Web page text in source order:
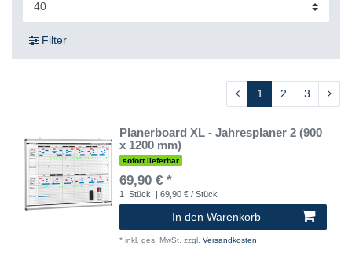
Filter
1 2 3
Planerboard XL - Jahresplaner 2 (900
x 1200 mm)
sofort lieferbar
69,90 € *
1 Stück | 69,90 € / Stück
In den Warenkorb
* inkl. ges. MwSt. zzgl. Versandkosten